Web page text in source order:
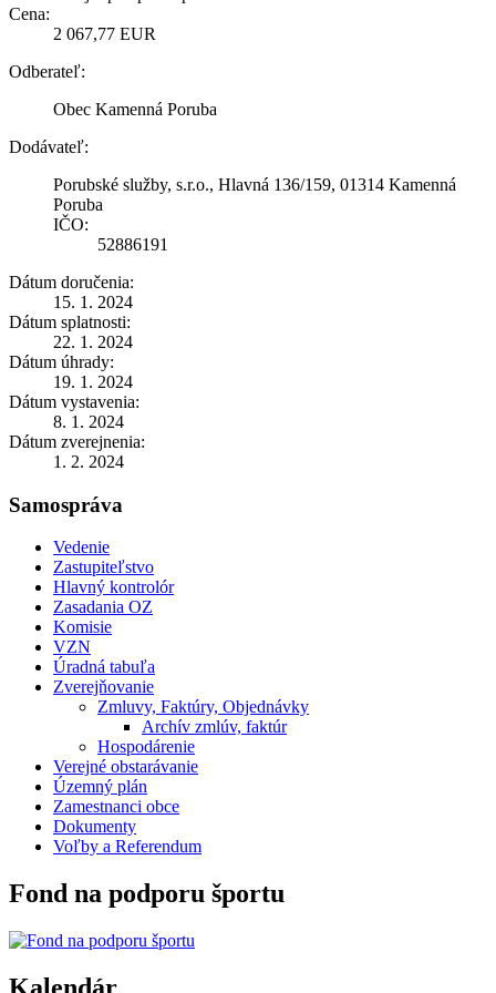
Cena:
2 067,77 EUR
Odberateľ:
Obec Kamenná Poruba
Dodávateľ:
Porubské služby, s.r.o., Hlavná 136/159, 01314 Kamenná
Poruba
IČO:
52886191
Dátum doručenia:
15. 1. 2024
Dátum splatnosti:
22. 1. 2024
Dátum úhrady:
19. 1. 2024
Dátum vystavenia:
8. 1. 2024
Dátum zverejnenia:
1. 2. 2024
Samospráva
Vedenie
Zastupiteľstvo
Hlavný kontrolór
Zasadania OZ
Komisie
VZN
Úradná tabuľa
Zverejňovanie
Zmluvy, Faktúry, Objednávky
Archív zmlúv, faktúr
Hospodárenie
Verejné obstarávanie
Územný plán
Zamestnanci obce
Dokumenty
Voľby a Referendum
Fond na podporu športu